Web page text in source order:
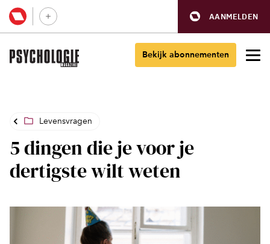
AANMELDEN
Bekijk abonnementen
Levensvragen
5 dingen die je voor je
dertigste wilt weten